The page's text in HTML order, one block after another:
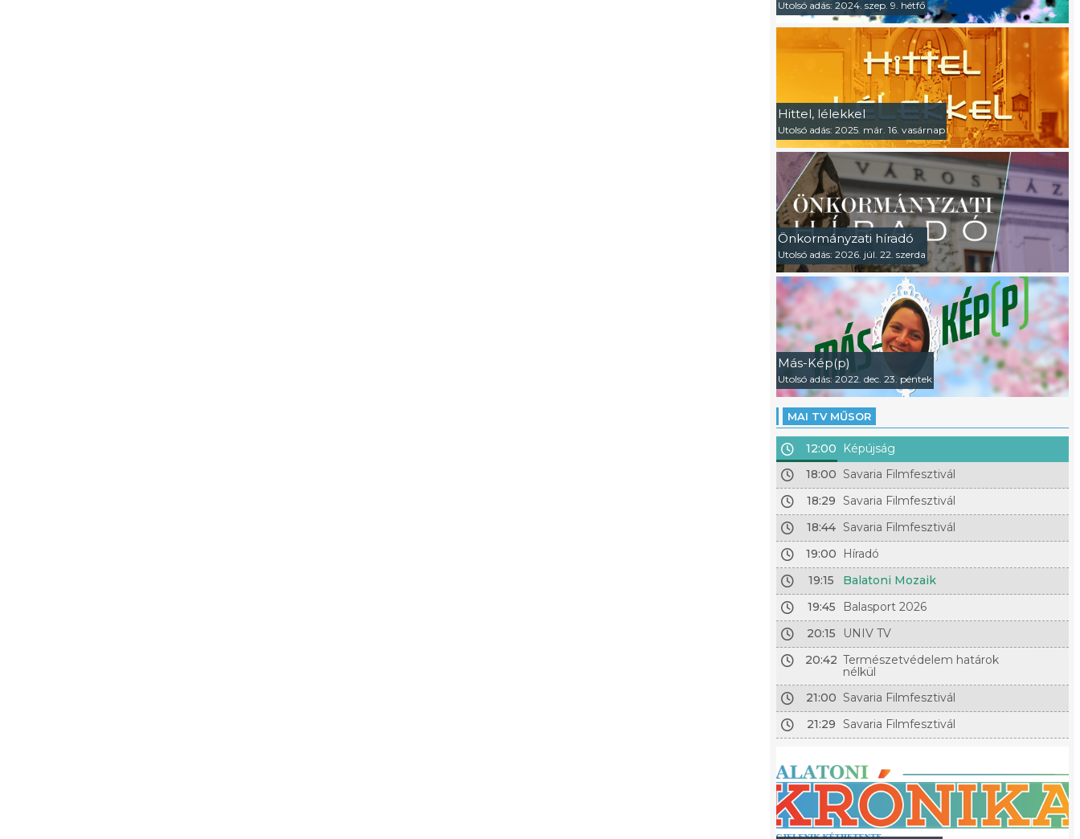
Utolsó adás: 2024. szep. 9. hétfő
Hittel, lélekkel
Utolsó adás: 2025. már. 16. vasárnap
Önkormányzati híradó
Utolsó adás: 2026. júl. 22. szerda
Más-Kép(p)
Utolsó adás: 2022. dec. 23. péntek
MAI TV MŰSOR
12:00
Képújság
18:00 Savaria Filmfesztivál
18:29 Savaria Filmfesztivál
18:44 Savaria Filmfesztivál
19:00
Híradó
19:15
Balatoni Mozaik
19:45
Balasport 2026
20:15
UNIV TV
20:42 Természetvédelem határok
nélkül
21:00 Savaria Filmfesztivál
21:29 Savaria Filmfesztivál